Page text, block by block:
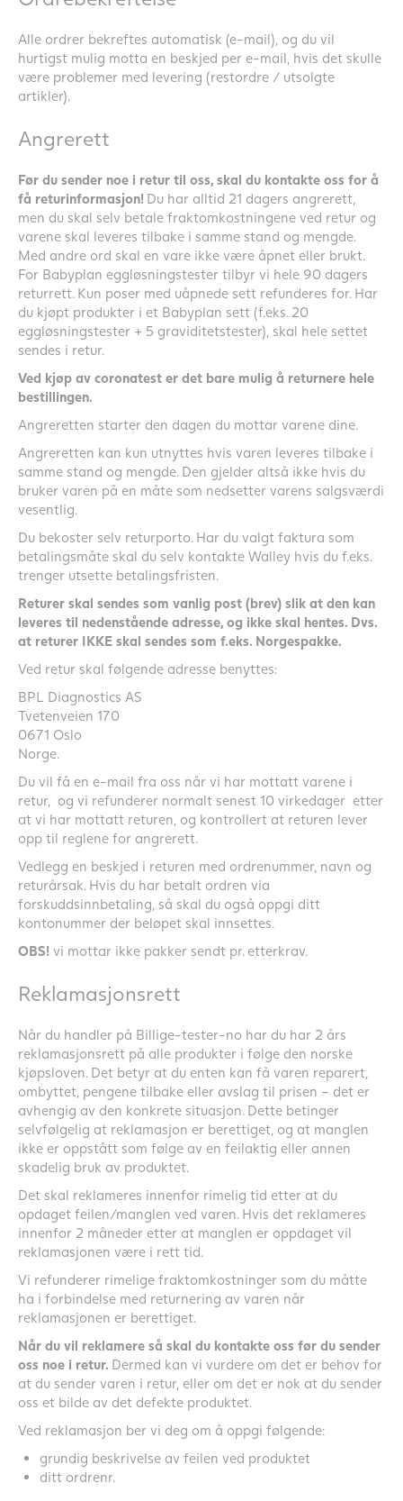
Alle ordrer bekreftes automatisk (e-mail), og du vil
hurtigst mulig motta en beskjed per e-mail, hvis det skulle
være problemer med levering (restordre / utsolgte
artikler).
Angrerett
Før du sender noe i retur til oss, skal du kontakte oss for å
få returinformasjon! Du har alltid 21 dagers angrerett,
men du skal selv betale fraktomkostningene ved retur og
varene skal leveres tilbake i samme stand og mengde.
Med andre ord skal en vare ikke være åpnet eller brukt.
For Babyplan eggløsningstester tilbyr vi hele 90 dagers
returrett. Kun poser med uåpnede sett refunderes for. Har
du kjøpt produkter i et Babyplan sett (f.eks. 20
eggløsningstester + 5 graviditetstester), skal hele settet
sendes i retur.
Ved kjøp av coronatest er det bare mulig å returnere hele
bestillingen.
Angreretten starter den dagen du mottar varene dine.
Angreretten kan kun utnyttes hvis varen leveres tilbake i
samme stand og mengde. Den gjelder altså ikke hvis du
bruker varen på en måte som nedsetter varens salgsværdi
vesentlig.
Du bekoster selv returporto. Har du valgt faktura som
betalingsmåte skal du selv kontakte Walley hvis du f.eks.
trenger utsette betalingsfristen.
Returer skal sendes som vanlig post (brev) slik at den kan
leveres til nedenstående adresse, og ikke skal hentes. Dvs.
at returer IKKE skal sendes som f.eks. Norgespakke.
Ved retur skal følgende adresse benyttes:
BPL Diagnostics AS
Tvetenveien 170
0671 Oslo
Norge.
Du vil få en e-mail fra oss når vi har mottatt varene i
retur, og vi refunderer normalt senest 10 virkedager etter
at vi har mottatt returen, og kontrollert at returen lever
opp til reglene for angrerett.
Vedlegg en beskjed i returen med ordrenummer, navn og
returårsak. Hvis du har betalt ordren via
forskuddsinnbetaling, så skal du også oppgi ditt
kontonummer der beløpet skal innsettes.
OBS! vi mottar ikke pakker sendt pr. etterkrav.
Reklamasjonsrett
Når du handler på Billige-tester-no har du har 2 års
reklamasjonsrett på alle produkter i følge den norske
kjøpsloven. Det betyr at du enten kan få varen reparert,
ombyttet, pengene tilbake eller avslag til prisen – det er
avhengig av den konkrete situasjon. Dette betinger
selvfølgelig at reklamasjon er berettiget, og at manglen
ikke er oppstått som følge av en feilaktig eller annen
skadelig bruk av produktet.
Det skal reklameres innenfor rimelig tid etter at du
opdaget feilen/manglen ved varen. Hvis det reklameres
innenfor 2 måneder etter at manglen er oppdaget vil
reklamasjonen være i rett tid.
Vi refunderer rimelige fraktomkostninger som du måtte
ha i forbindelse med returnering av varen når
reklamasjonen er berettiget.
Når du vil reklamere så skal du kontakte oss før du sender
oss noe i retur. Dermed kan vi vurdere om det er behov for
at du sender varen i retur, eller om det er nok at du sender
oss et bilde av det defekte produktet.
Ved reklamasjon ber vi deg om å oppgi følgende:
grundig beskrivelse av feilen ved produktet
ditt ordrenr.